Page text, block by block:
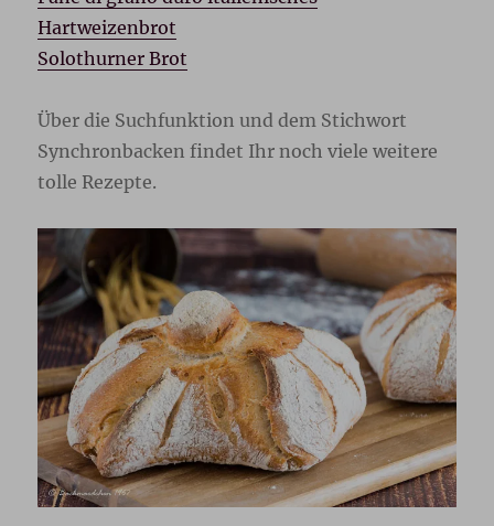
Hartweizenbrot
Solothurner Brot
Über die Suchfunktion und dem Stichwort
Synchronbacken findet Ihr noch viele weitere
tolle Rezepte.